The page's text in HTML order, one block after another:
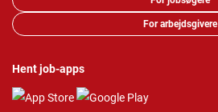
For arbejdsgivere
Hent job-apps